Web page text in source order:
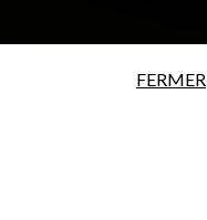
Rechercher English
FERMER